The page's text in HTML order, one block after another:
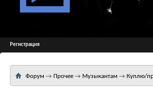
Регистрация
Форум → Прочее → Музыкантам → Куплю/